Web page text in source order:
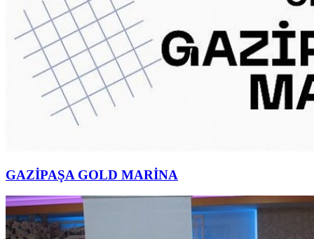
GAZİPAŞA GOLD MARİNA